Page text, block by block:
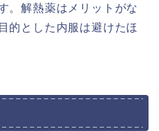
。解熱薬はメリットがな
的とした内服は避けたほ